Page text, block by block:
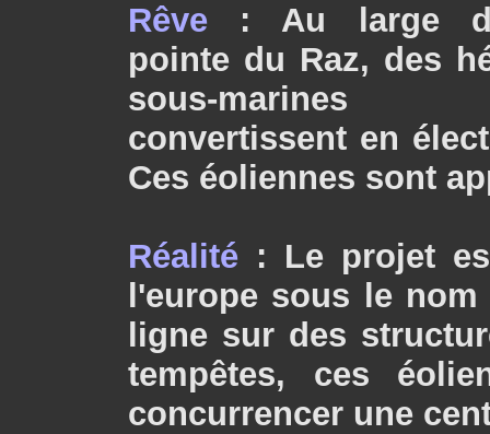
Rêve : Au large
pointe du Raz, des
sous-marines
convertissent en
Ces éoliennes sont
Réalité : Le projet
l'europe sous le
ligne sur des
tempêtes, ces
concurrencer une